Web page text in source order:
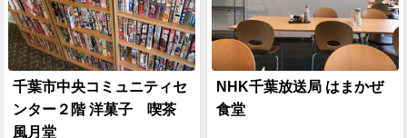
千葉市中央コミュニティセ
ンター２階 洋菓子 喫茶
風月堂
NHK千葉放送局 はまかぜ
食堂